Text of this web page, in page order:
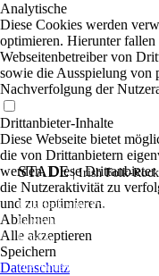
STADE|Irish Folk-
Folk Rock, einer Prise Kitsch,
Enlgische Singer/Songwriter,
Gepäck.
Die Pandemie-Zeit war eine
Analytische
Diese Cookies werden
optimieren. Hierunter fallen
Webseitenbetreiber von
sowie die Ausspielung von
Nachverfolgung der
Drittanbieter-Inhalte
Diese Webseite bietet
die von Drittanbietern
werden. Diese
die Nutzeraktivität zu
und zu optimieren.
Ablehnen
Alle akzeptieren
Speichern
Datenschutz